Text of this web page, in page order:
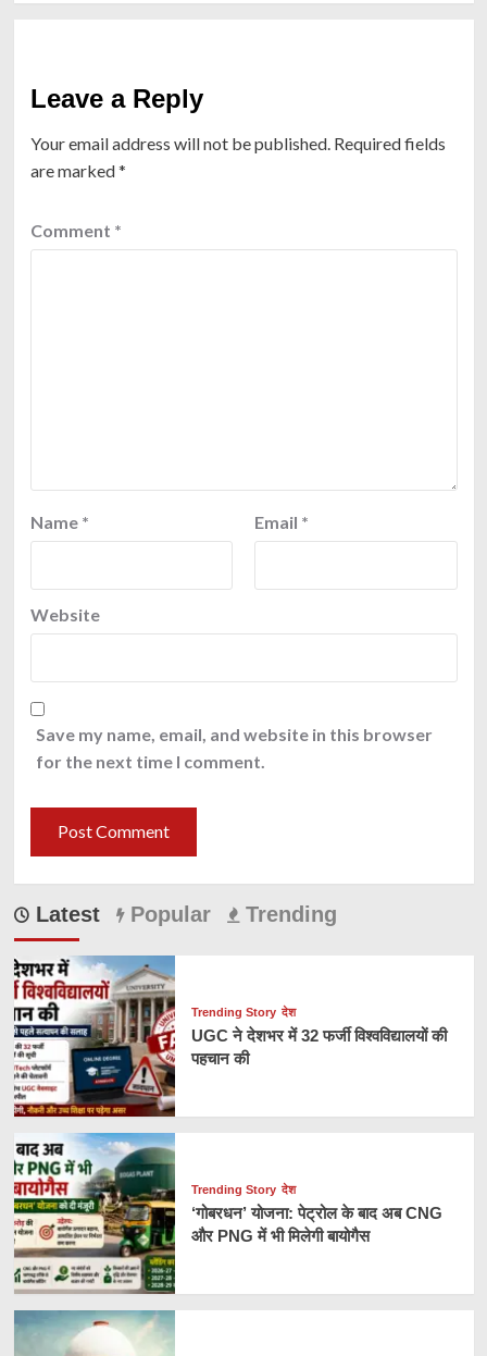
Leave a Reply
Your email address will not be published. Required fields
are marked*
Comment *
Name * Email *
Website
Save my name, email, and website in this browser
for the next time I comment.
Latest Popular Trending
Trending Story देश
UGC ने देशभर में 32 फर्जी विश्वविद्यालयों की
पहचान की
Trending Story देश
‘गोबरधन’ योजना: पेट्रोल के बाद अब CNG
और PNG में भी मिलेगी बायोगैस